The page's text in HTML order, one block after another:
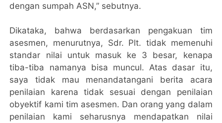
dengan sumpah ASN,” sebutnya.
Dikataka, bahwa berdasarkan pengakuan tim
asesmen, menurutnya, Sdr. Plt. tidak memenuhi
standar nilai untuk masuk ke 3 besar, kenapa
tiba-tiba namanya bisa muncul. Atas dasar itu,
saya tidak mau menandatangani berita acara
penilaian karena tidak sesuai dengan penilaian
obyektif kami tim asesmen. Dan orang yang dalam
penilaian kami seharusnya mendapatkan nilai